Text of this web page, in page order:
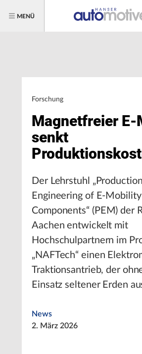
MENÜ
Forschung
Magnetfreier E-
senkt
Der Lehrstuhl „Production
Engineering of E-Mobility
Components“ (PEM) der
Aachen entwickelt mit
Hochschulpartnern im
„NAFTech“ einen
Traktionsantrieb, der
Einsatz seltener Erden
News
2. März 2026